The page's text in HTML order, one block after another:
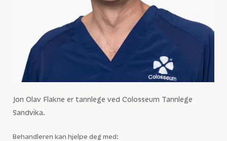
Jon Olav Flakne er tannlege ved Colosseum Tannlege
Sandvika.
Behandleren kan hjelpe deg med: